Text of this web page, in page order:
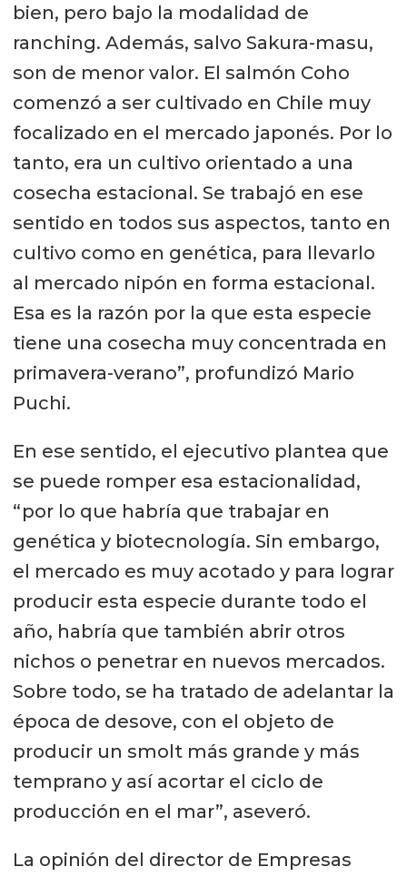
bien, pero bajo la modalidad de
ranching. Además, salvo Sakura-masu,
son de menor valor. El salmón Coho
comenzó a ser cultivado en Chile muy
focalizado en el mercado japonés. Por lo
tanto, era un cultivo orientado a una
cosecha estacional. Se trabajó en ese
sentido en todos sus aspectos, tanto en
cultivo como en genética, para llevarlo
al mercado nipón en forma estacional.
Esa es la razón por la que esta especie
tiene una cosecha muy concentrada en
primavera-verano”, profundizó Mario
Puchi.
En ese sentido, el ejecutivo plantea que
se puede romper esa estacionalidad,
“por lo que habría que trabajar en
genética y biotecnología. Sin embargo,
el mercado es muy acotado y para lograr
producir esta especie durante todo el
año, habría que también abrir otros
nichos o penetrar en nuevos mercados.
Sobre todo, se ha tratado de adelantar la
época de desove, con el objeto de
producir un smolt más grande y más
temprano y así acortar el ciclo de
producción en el mar”, aseveró.
La opinión del director de Empresas